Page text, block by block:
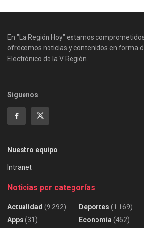
En "La Región Hoy" estamos
ofrecemos noticias y contenidos en forma
Electrónico de la V Región.
Siguenos
Nuestro equipo
Intranet
Noticias por categorías
Actualidad (9.292)
Apps (31)
Deportes (1.169)
Economía (452)